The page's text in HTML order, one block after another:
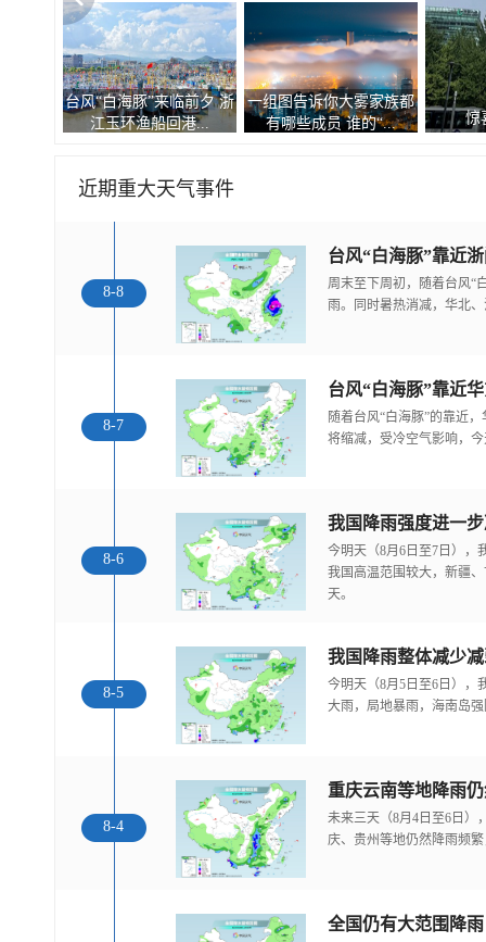
台风“白海豚”来临前夕 浙
江玉环渔船回港...
一组图告诉你大雾家族都
有哪些成员 谁的“...
惊
近期重大天气事件
8-8
台风“白海豚”靠近
周末至下周初，随着台风“
雨。同时暑热消减，华北
8-7
随着台风“白海豚”的靠近
将缩减，受冷空气影响，
8-6
今明天（8月6日至7日），
我国高温范围较大，新疆
天。
8-5
我国降雨整体减少
今明天（8月5日至6日），
大雨，局地暴雨，海南岛
8-4
重庆云南等地降雨
未来三天（8月4日至6日）
庆、贵州等地仍然降雨频
全国仍有大范围降